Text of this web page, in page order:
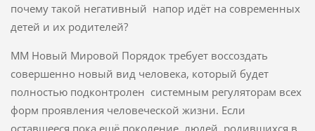
почему такой негативный напор идёт на современных
детей и их родителей?
ММ Новый Мировой Порядок требует воссоздать
совершенно новый вид человека, который будет
полностью подконтролен системным регуляторам всех
форм проявления человеческой жизни. Если